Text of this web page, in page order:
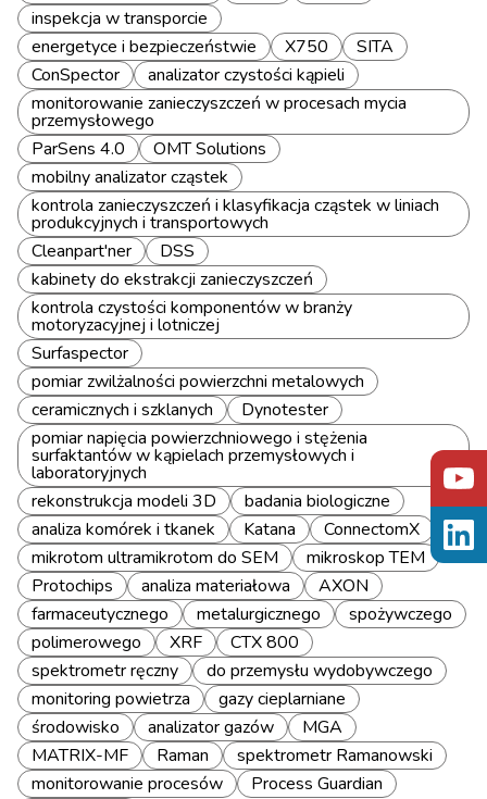
inspekcja w transporcie
energetyce i bezpieczeństwie
X750
SITA
ConSpector
analizator czystości kąpieli
monitorowanie zanieczyszczeń w procesach mycia
przemysłowego
ParSens 4.0
OMT Solutions
mobilny analizator cząstek
kontrola zanieczyszczeń i klasyfikacja cząstek w liniach
produkcyjnych i transportowych
Cleanpart'ner
DSS
kabinety do ekstrakcji zanieczyszczeń
kontrola czystości komponentów w branży
motoryzacyjnej i lotniczej
Surfaspector
pomiar zwilżalności powierzchni metalowych
ceramicznych i szklanych
Dynotester
pomiar napięcia powierzchniowego i stężenia
surfaktantów w kąpielach przemysłowych i
laboratoryjnych
rekonstrukcja modeli 3D
badania biologiczne
analiza komórek i tkanek
Katana
ConnectomX
mikrotom ultramikrotom do SEM
mikroskop TEM
Protochips
analiza materiałowa
AXON
farmaceutycznego
metalurgicznego
spożywczego
polimerowego
XRF
CTX 800
spektrometr ręczny
do przemysłu wydobywczego
monitoring powietrza
gazy cieplarniane
środowisko
analizator gazów
MGA
MATRIX-MF
Raman
spektrometr Ramanowski
monitorowanie procesów
Process Guardian